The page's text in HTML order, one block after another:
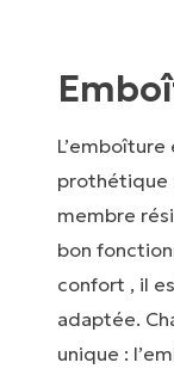
prothétique
membre
bon
confort , il
adaptée.
unique :